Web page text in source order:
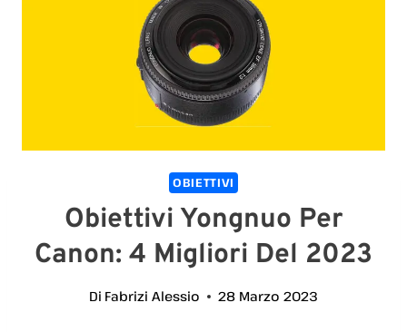
OBIETTIVI
Obiettivi Yongnuo Per
Canon: 4 Migliori Del 2023
Di Fabrizi Alessio 28 Marzo 2023